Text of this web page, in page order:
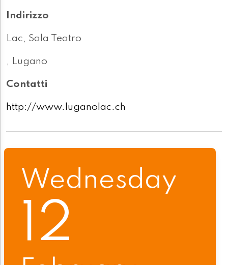
Indirizzo
Lac, Sala Teatro
, Lugano
Contatti
http://www.luganolac.ch
Wednesday
12